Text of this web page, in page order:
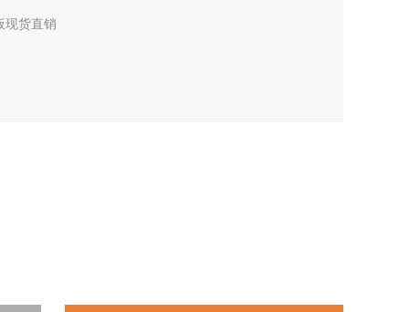
现货直销
的反应釜、贮槽、
管道的内衬，防腐